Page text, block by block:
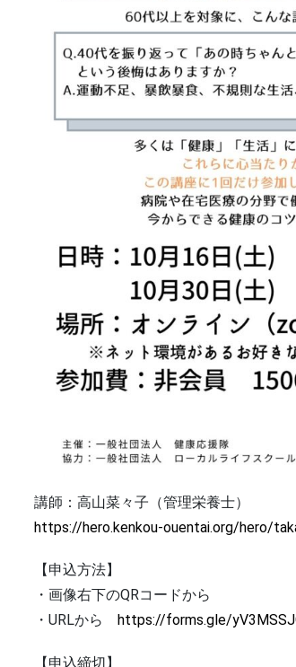
講師：高山菜々子（管理栄養士）
https://hero.kenkou-ouentai.org/hero/
【申込方法】
・画像右下のQRコードから
・URLから
https://forms.gle/
【申込締切】